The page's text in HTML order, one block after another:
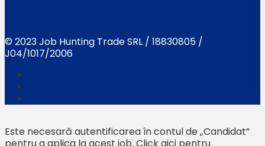
© 2023 Job Hunting Trade SRL / 18830805 /
J04/1017/2006
Este necesară autentificarea în contul de „Candidat”